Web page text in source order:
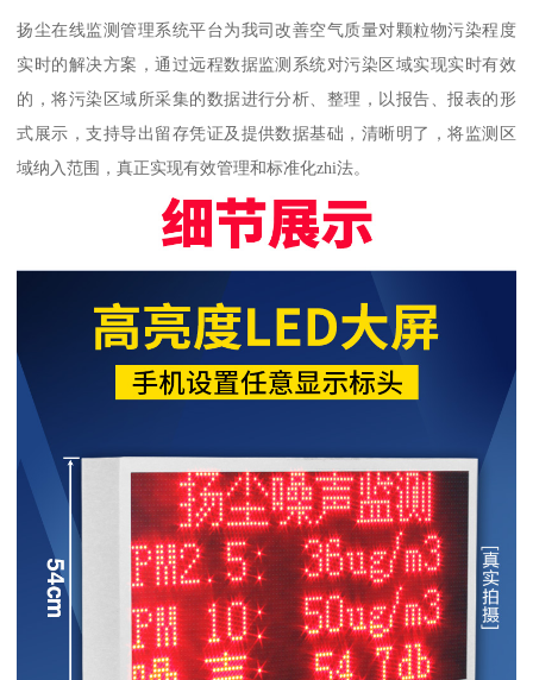
扬尘在线监测管理系统平台为我司改善空气质量对颗粒物污染程度
实时的解决方案，通过远程数据监测系统对污染区域实现实时有效
的，将污染区域所采集的数据进行分析、整理，以报告、报表的形
式展示，支持导出留存凭证及提供数据基础，清晰明了，将监测区
域纳入范围，真正实现有效管理和标准化zhi法。